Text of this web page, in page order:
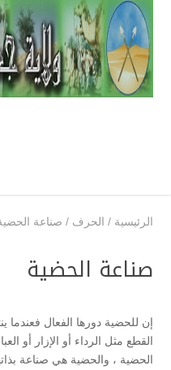
الرئيسية / الحرف / صناعة
صناعة الحضية
إن للحضية دورها الفعال
القطع مثل الرداء أو الإزار أو
الحضية ، والحضية هي صناعة